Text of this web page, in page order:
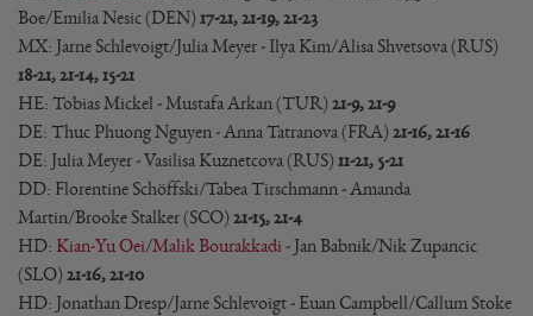
Boe/Emilia Nesic (DEN) 17-21, 21-19, 21-23
MX: Jarne Schlevoigt/Julia Meyer - Ilya Kim/Alisa Shvetsova (RUS)
18-21, 21-14, 15-21
HE: Tobias Mickel - Mustafa Arkan (TUR) 21-9, 21-9
DE: Thuc Phuong Nguyen - Anna Tatranova (FRA) 21-16, 21-16
DE: Julia Meyer - Vasilisa Kuznetcova (RUS) 11-21, 5-21
DD: Florentine Schöffski/Tabea Tirschmann - Amanda
Martin/Brooke Stalker (SCO) 21-15, 21-4
HD: Kian-Yu Oei/Malik Bourakkadi - Jan Babnik/Nik Zupancic
(SLO) 21-16, 21-10
HD: Jonathan Dresp/Jarne Schlevoigt - Euan Campbell/Callum Stoke